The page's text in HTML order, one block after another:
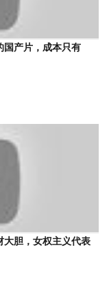
国产片，成本只有
大胆，女权主义代表